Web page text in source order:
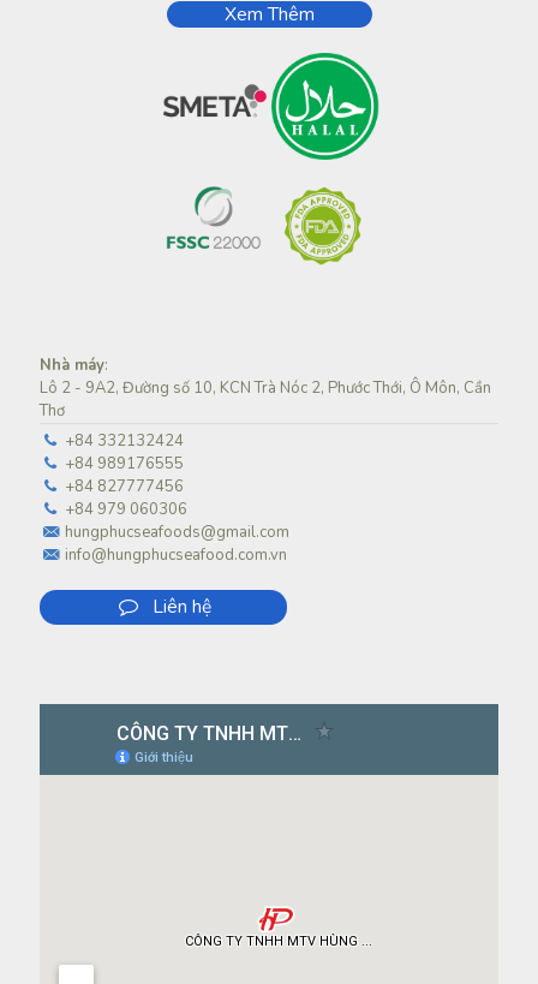
Xem Thêm
Nhà máy:
Lô 2 - 9A2, Đường số 10, KCN Trà Nóc 2, Phước Thới, Ô Môn, Cần
Thơ
+84 332132424
+84 989176555
+84 827777456
+84 979 060306
hungphucseafoods@gmail.com
info@hungphucseafood.com.vn
Liên hệ